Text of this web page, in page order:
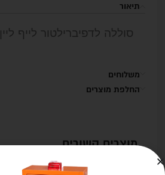
תיאור
סוללה לדפיברילטור לייף ליין
משלוחים
החלפת מוצרים
מוצרים קשורים